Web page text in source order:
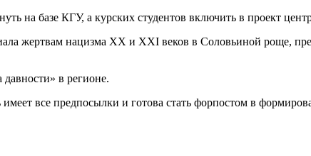
на базе КГУ, а курских студентов включить в проект
жертвам нацизма XX и XXI веков в Соловьиной роще,
в регионе.
все предпосылки и готова стать форпостом в